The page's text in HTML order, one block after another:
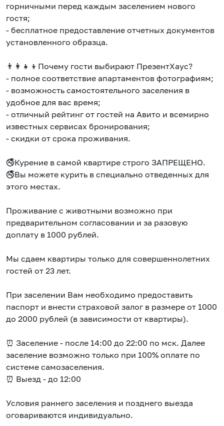
горничными перед каждым заселением нового
гостя;
- бесплатное предоставление отчетных документов
установленного образца.
👨‍👩‍👧‍👦Почему гости выбирают ПрезентХаус?
- полное соответствие апартаментов фотографиям;
- возможность самостоятельного заселения в
удобное для вас время;
- отличный рейтинг от гостей на Авито и всемирно
известных сервисах бронирования;
- скидки от срока проживания.
🚭Курение в самой квартире строго ЗАПРЕЩЕНО.
🚭Вы можете курить в специально отведенных для
этого местах.
Проживание с животными возможно при
предварительном согласовании и за разовую
доплату в 1000 рублей.
Мы сдаем квартиры только для совершеннолетних
гостей от 23 лет.
При заселении Вам необходимо предоставить
паспорт и внести страховой залог в размере от 1000
до 2000 рублей (в зависимости от квартиры).
⏰ Заселение - после 14:00 до 22:00 по мск. Далее
заселение возможно только при 100% оплате по
системе самозаселения.
⏰ Выезд - до 12:00
Условия раннего заселения и позднего выезда
оговариваются индивидуально.